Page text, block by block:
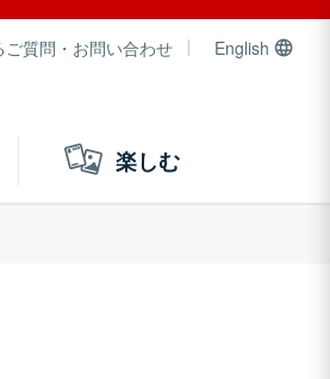
ご質問・お問い合わせ English
楽しむ